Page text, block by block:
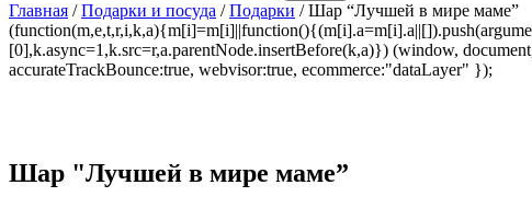
Главная /Подарки и посуда /Подарки / Шар “Лучшей в мире маме”
[0],k.async=1,k.src=r,a.parentNode.insertBefore(k,a)}) (window,
accurateTrackBounce:true, webvisor:true, ecommerce:"dataLayer" });
Шар "Лучшей в мире маме”